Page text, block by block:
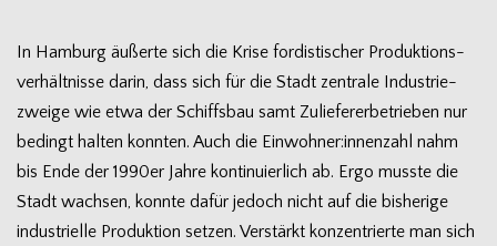
In Ham­burg äußerte sich die Krise for­dis­ti­scher Pro­duk­ti­ons­
ver­hält­nisse darin, dass sich für die Stadt zen­trale Indus­trie­
zweige wie etwa der Schiffs­bau samt Zulie­fe­rer­be­trie­ben nur
bedingt hal­ten konn­ten. Auch die Einwohner:innenzahl nahm
bis Ende der 1990er Jahre kon­ti­nu­ier­lich ab. Ergo musste die
Stadt wach­sen, konnte dafür jedoch nicht auf die bis­he­rige
indus­tri­elle Pro­duk­tion set­zen. Ver­stärkt kon­zen­trierte man sich